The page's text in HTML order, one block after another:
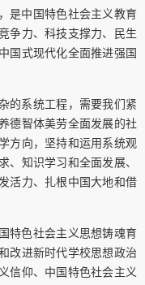
是中国特色社会主义教育
争力、科技支撑力、民生
国式现代化全面推进强国
的系统工程，需要我们紧
德智体美劳全面发展的社
方向，坚持和运用系统观
、知识学习和全面发展、
活力、扎根中国大地和借
特色社会主义思想铸魂育
改进新时代学校思想政治
信仰、中国特色社会主义